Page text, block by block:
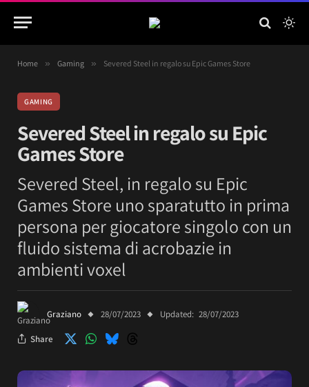
Home » Gaming » Severed Steel in regalo su Epic Games Store
GAMING
Severed Steel in regalo su Epic
Games Store
Severed Steel, in regalo su Epic
Games Store uno sparatutto in prima
persona per giocatore singolo con un
fluido sistema di acrobazie in
ambienti voxel
Graziano 28/07/2023 Updated: 28/07/2023
Share